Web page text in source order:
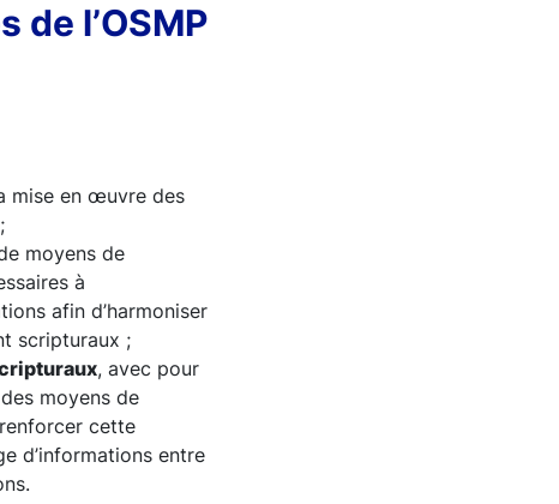
l’OSMP
mise en œuvre des
moyens de
à
afin d’harmoniser
scripturaux ;
, avec pour
moyens de
cette
d’informations entre